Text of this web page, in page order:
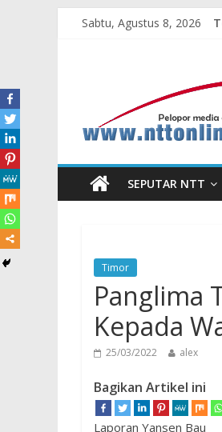
Sabtu, Agustus 8, 2026
SEPUTAR NTT
Timor
Panglima
Kepada
25/03/2022 alex
Bagikan Artikel ini
Laporan Yansen Bau